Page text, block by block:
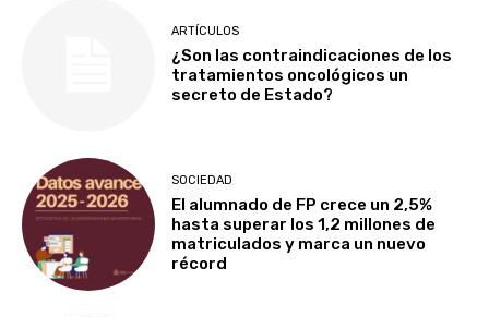
ARTÍCULOS
¿Son las contraindicaciones de los
tratamientos oncológicos un
secreto de Estado?
SOCIEDAD
El alumnado de FP crece un 2,5%
hasta superar los 1,2 millones de
matriculados y marca un nuevo
récord